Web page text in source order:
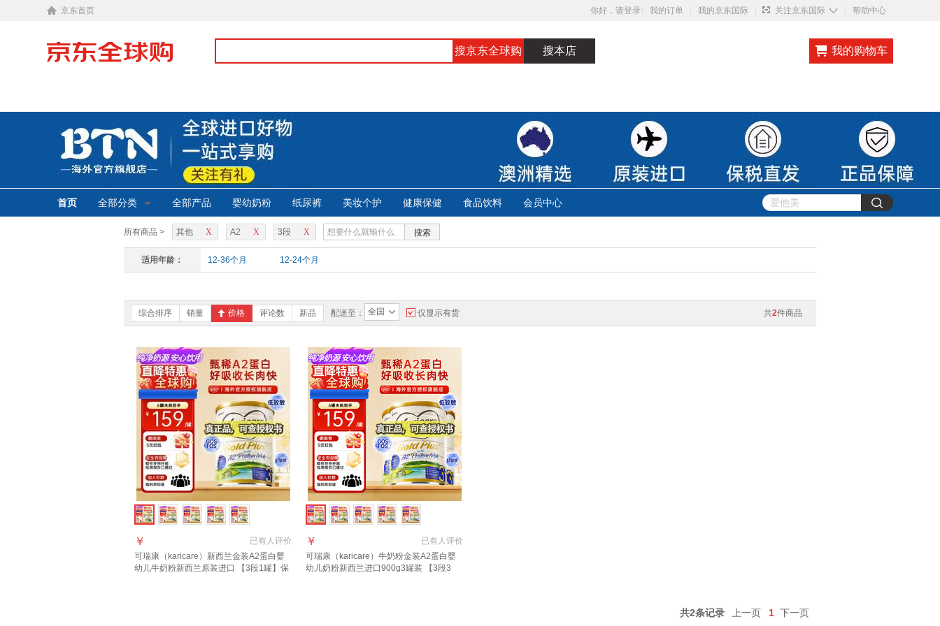
京东首页 你好，请登录 我的订单 我的京东国际 关注京东国际 ◇ 帮助中心
搜京东全球购 搜本店 我的购物车
首页 全部分类 全部产品 婴幼奶粉 纸尿裤 美妆个护 健康保健 食品饮料 会员中心
所有商品 > X
其他 X
A2 X
3段 搜索
适用年龄： 12-36个月 12-24个月
共2件商品
综合排序 销量 价格 评论数 新品 配送至： 全国 仅显示有货
已有人评价
￥
可瑞康（karicare）新西兰金装A2蛋白婴
幼儿牛奶粉新西兰原装进口 【3段1罐】保
已有人评价
￥
可瑞康（karicare）牛奶粉金装A2蛋白婴
幼儿奶粉新西兰进口900g3罐装 【3段3
共2条记录 上一页 1 下一页